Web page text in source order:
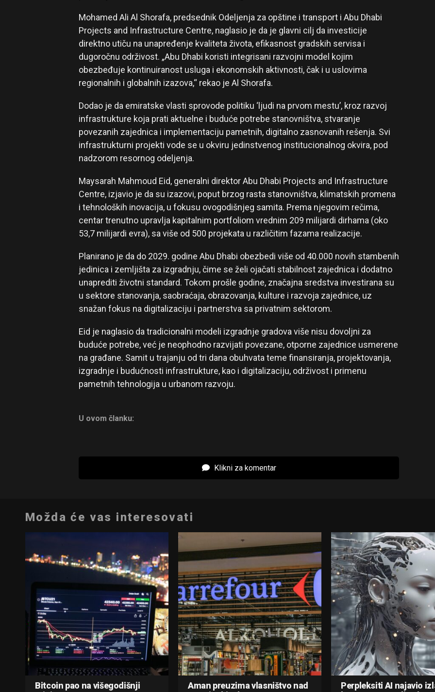
Mohamed Ali Al Shorafa, predsednik Odeljenja za opštine i transport i Abu Dhabi
Projects and Infrastructure Centre, naglasio je da je glavni cilj da investicije
direktno utiču na unapređenje kvaliteta života, efikasnost gradskih servisa i
dugoročnu održivost. „Abu Dhabi koristi integrisani razvojni model kojim
obezbeđuje kontinuiranost usluga i ekonomskih aktivnosti, čak i u uslovima
regionalnih i globalnih izazova,“ rekao je Al Shorafa.
Dodao je da emiratske vlasti sprovode politiku ‘ljudi na prvom mestu’, kroz razvoj
infrastrukture koja prati aktuelne i buduće potrebe stanovništva, stvaranje
povezanih zajednica i implementaciju pametnih, digitalno zasnovanih rešenja. Svi
infrastrukturni projekti vode se u okviru jedinstvenog institucionalnog okvira, pod
nadzorom resornog odeljenja.
Maysarah Mahmoud Eid, generalni direktor Abu Dhabi Projects and Infrastructure
Centre, izjavio je da su izazovi, poput brzog rasta stanovništva, klimatskih promena
i tehnoloških inovacija, u fokusu ovogodišnjeg samita. Prema njegovim rečima,
centar trenutno upravlja kapitalnim portfoliom vrednim 209 milijardi dirhama (oko
53,7 milijardi evra), sa više od 500 projekata u različitim fazama realizacije.
Planirano je da do 2029. godine Abu Dhabi obezbedi više od 40.000 novih stambenih
jedinica i zemljišta za izgradnju, čime se želi ojačati stabilnost zajednica i dodatno
unaprediti životni standard. Tokom prošle godine, značajna sredstva investirana su
u sektore stanovanja, saobraćaja, obrazovanja, kulture i razvoja zajednice, uz
snažan fokus na digitalizaciju i partnerstva sa privatnim sektorom.
Eid je naglasio da tradicionalni modeli izgradnje gradova više nisu dovoljni za
buduće potrebe, već je neophodno razvijati povezane, otporne zajednice usmerene
na građane. Samit u trajanju od tri dana obuhvata teme finansiranja, projektovanja,
izgradnje i budućnosti infrastrukture, kao i digitalizaciju, održivost i primenu
pametnih tehnologija u urbanom razvoju.
U ovom članku:
Klikni za komentar
Možda će vas interesovati
Bitcoin pao na višegodišnji Aman preuzima vlasništvo nad Perpleksiti AI najavio